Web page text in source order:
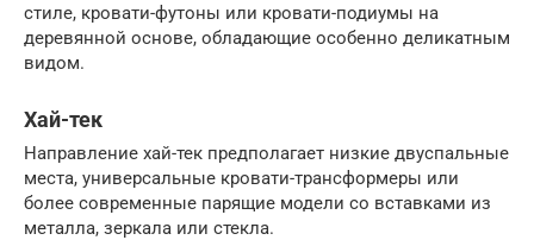
стиле, кровати-футоны или кровати-подиумы на
деревянной основе, обладающие особенно деликатным
видом.
Хай-тек
Направление хай-тек предполагает низкие двуспальные
места, универсальные кровати-трансформеры или
более современные парящие модели со вставками из
металла, зеркала или стекла.